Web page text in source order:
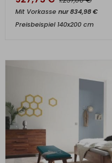
Mit Vorkasse nur834,98€
Preisbeispiel 140x200 cm